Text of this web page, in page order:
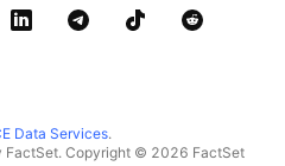
Data Services.
FactSet. Copyright © 2026 FactSet